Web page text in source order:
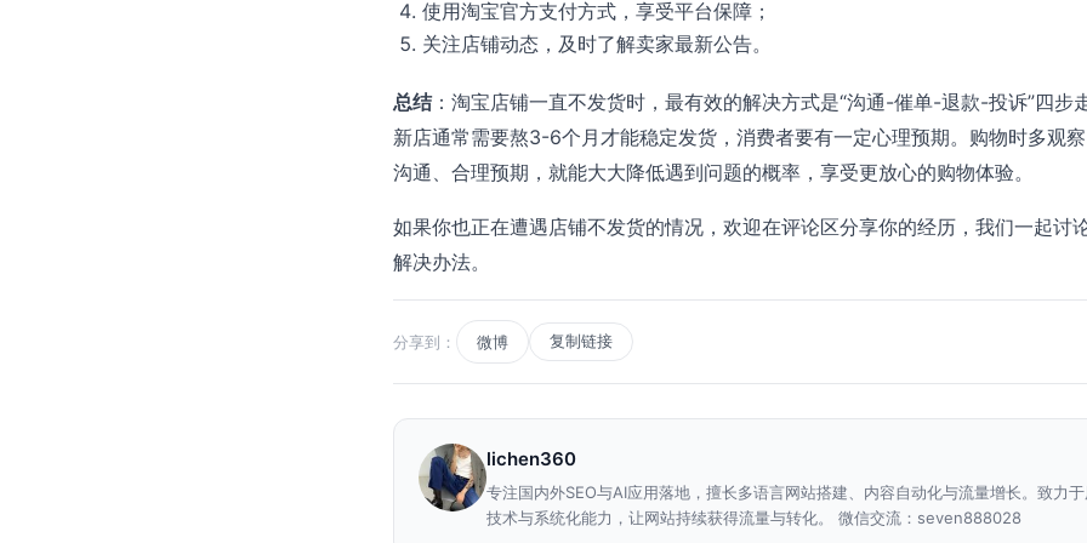
使用淘宝官方支付方式，享受平台保障；
关注店铺动态，及时了解卖家最新公告。
总结：淘宝店铺一直不发货时，最有效的解决方式是“沟通-催单-退款-投诉”四步
新店通常需要熬3-6个月才能稳定发货，消费者要有一定心理预期。购物时多观
沟通、合理预期，就能大大降低遇到问题的概率，享受更放心的购物体验。
如果你也正在遭遇店铺不发货的情况，欢迎在评论区分享你的经历，我们一起讨
解决办法。
分享到： 微博 复制链接
lichen360
专注国内外SEO与AI应用落地，擅长多语言网站搭建、内容自动化与流量增长。致力于
技术与系统化能力，让网站持续获得流量与转化。 微信交流：seven888028